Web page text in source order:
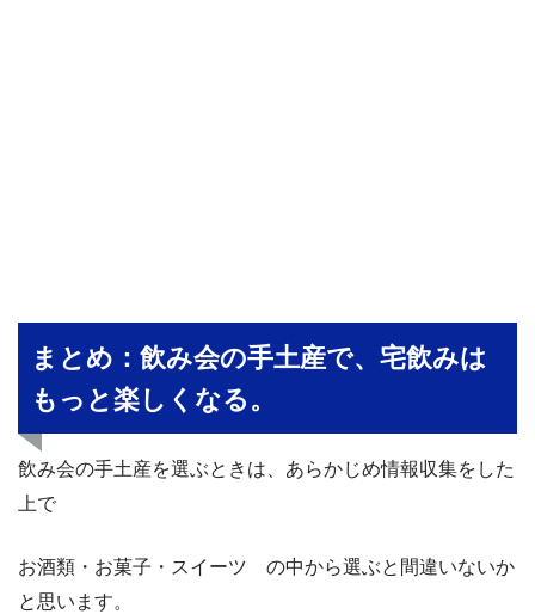
まとめ：飲み会の手土産で、宅飲みは
もっと楽しくなる。
飲み会の手土産を選ぶときは、あらかじめ情報収集をした
上で
お酒類・お菓子・スイーツ の中から選ぶと間違いないか
と思います。